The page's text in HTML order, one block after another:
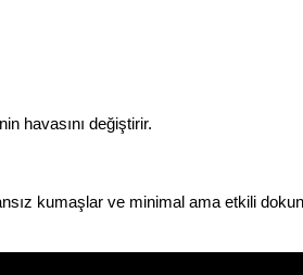
havasını değiştirir.
kumaşlar ve minimal ama etkili